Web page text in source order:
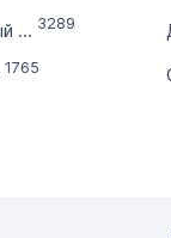
Образовательный бизнес 3289
1765